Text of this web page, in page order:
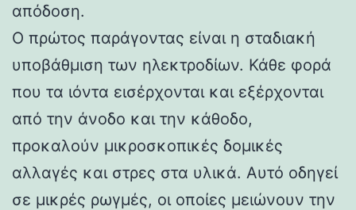
απόδοση.
Ο πρώτος παράγοντας είναι η σταδιακή
υποβάθμιση των ηλεκτροδίων. Κάθε φορά
που τα ιόντα εισέρχονται και εξέρχονται
από την άνοδο και την κάθοδο,
προκαλούν μικροσκοπικές δομικές
αλλαγές και στρες στα υλικά. Αυτό οδηγεί
σε μικρές ρωγμές, οι οποίες μειώνουν την